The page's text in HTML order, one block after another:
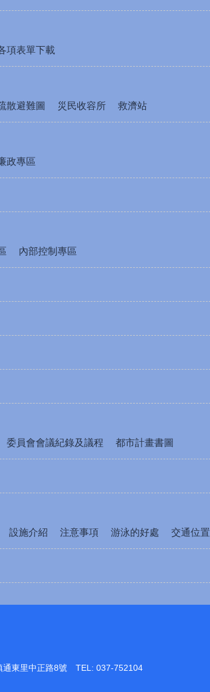
項表單下載
散避難圖 災民收容所 救濟站
政專區
內部控制專區
委員會會議紀錄及議程 都市計畫書圖
設施介紹 注意事項 游泳的好處 交通位置
通東里中正路8號 TEL: 037-752104